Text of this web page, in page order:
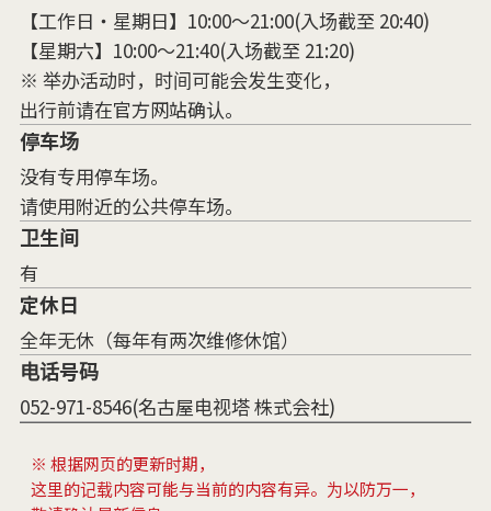
【工作日・星期日】10:00～21:00(入场截至 20:40)
【星期六】10:00～21:40(入场截至 21:20)
※ 举办活动时，时间可能会发生变化，
出行前请在官方网站确认。
停车场
没有专用停车场。
请使用附近的公共停车场。
卫生间
有
定休日
全年无休（每年有两次维修休馆）
电话号码
052-971-8546(名古屋电视塔 株式会社)
※ 根据网页的更新时期，
这里的记载内容可能与当前的内容有异。为以防万一，